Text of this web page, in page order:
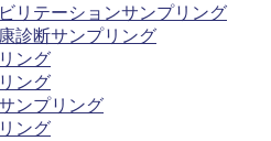
リテーションサンプリング
診断サンプリング
ング
ング
ンプリング
ング